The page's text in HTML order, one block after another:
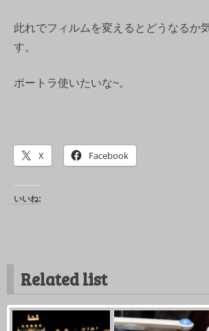
此れでフィルムを変えるとどうなるか
す。
ポートラ使いたいな~。
X Facebook
いいね:
Related list